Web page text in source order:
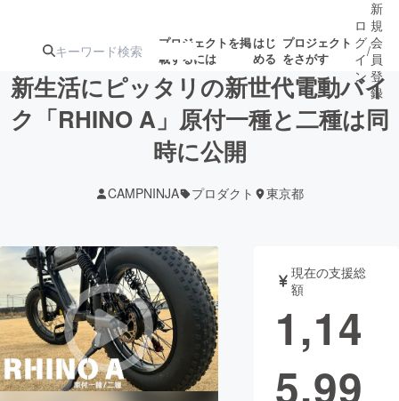
プロジェクトを掲
載するには
はじ
める
プロジェクト
をさがす
注目の新着プロ募集終了が近いプ
テクノロジー・ガジェット
映像・映画 書籍・雑誌
ビジネス・起業 チャレンジ
ロ
グ
イ
ン
/
新
規
会
員
登
録
新生活にピッタリの新世代電動バイ
ク「RHINO A」原付一種と二種は同
時に公開
CAMPNINJA プロダクト 東京都
現在の支援総
額
1,14
5,99